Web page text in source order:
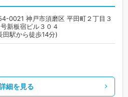
0021 神戸市須磨区 平田町２丁目３
新板宿ビル３０４
田駅から徒歩14分)
細を見る